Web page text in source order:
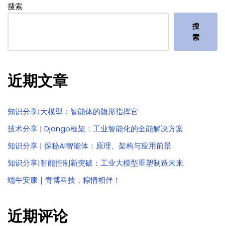
搜索
搜
索
近期文章
知识分享|大模型：智能体的隐形指挥官
技术分享 | Django框架：工业智能化的全能解决方案
知识分享 | 探秘AI智能体：原理、架构与应用前景
知识分享|智能控制新突破：工业大模型重塑制造未来
端午安康｜青博科技，粽情相伴！
近期评论